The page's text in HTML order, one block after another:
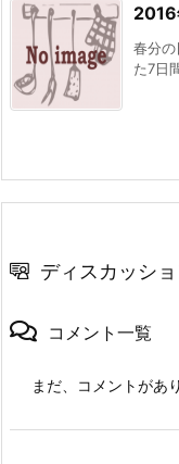
2016
春分
た7日
ディスカッシ
コメント一覧
まだ、コメントがあ